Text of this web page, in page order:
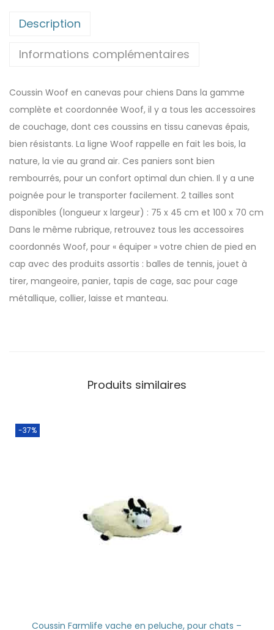
Description
Informations complémentaires
Coussin Woof en canevas pour chiens Dans la gamme
complète et coordonnée Woof, il y a tous les accessoires
de couchage, dont ces coussins en tissu canevas épais,
bien résistants. La ligne Woof rappelle en fait les bois, la
nature, la vie au grand air. Ces paniers sont bien
rembourrés, pour un confort optimal dun chien. Il y a une
poignée pour le transporter facilement. 2 tailles sont
disponibles (longueur x largeur) : 75 x 45 cm et 100 x 70 cm
Dans le même rubrique, retrouvez tous les accessoires
coordonnés Woof, pour « équiper » votre chien de pied en
cap avec des produits assortis : balles de tennis, jouet à
tirer, mangeoire, panier, tapis de cage, sac pour cage
métallique, collier, laisse et manteau.
Produits similaires
-37%
Coussin Farmlife vache en peluche, pour chats –